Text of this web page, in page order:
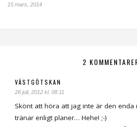
15 mars, 2014
2
VÄSTGÖTSKAN
26 juli, 2012 kl. 08:11
Skönt att höra att jag inte är den
tränar enligt planer… Hehe! ;-)